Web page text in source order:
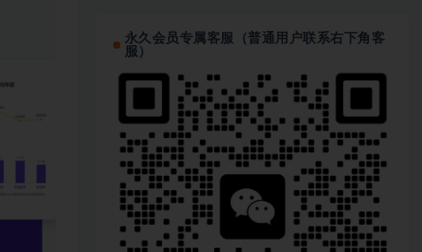
永久会员专属客服（普通用户联系右下角客
服）